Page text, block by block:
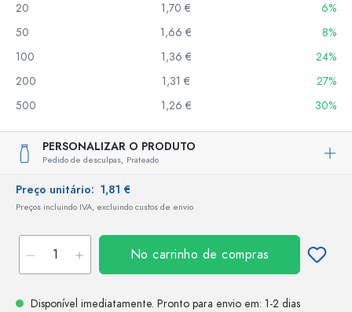
20
1,70 €
6%
50
1,66 €
8%
100
1,36 €
24%
200
1,31 €
27%
500
1,26 € 30%
PERSONALIZAR O PRODUTO
Pedido de desculpas, Prateado
Preço unitário: 1,81 €
Preços incluindo IVA, excluindo custos de envio
No carrinho de compras
Disponível imediatamente. Pronto para envio em: 1-2 dias